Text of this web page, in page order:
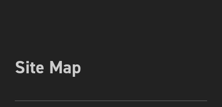
Site Map